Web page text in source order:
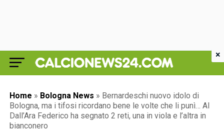
Home » Bologna News » Bernardeschi nuovo idolo di
Bologna, ma i tifosi ricordano bene le volte che li punì… Al
Dall’Ara Federico ha segnato 2 reti, una in viola e l’altra in
bianconero
×